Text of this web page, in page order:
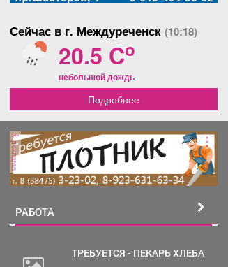
Сейчас в г. Междуреченск (10:18)
20.5 Co
небольшой дождь
Подробнее
реклама
РАБОТА
ТРЕБУЕТСЯ - ПЕКАРЬ ХЛЕБА